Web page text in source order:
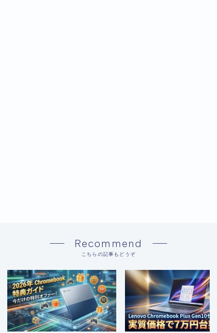
Recommend
こちらの記事もどうぞ